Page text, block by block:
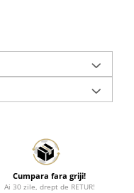
Cumpara fara griji!
Ai 30 zile, drept de RETUR!